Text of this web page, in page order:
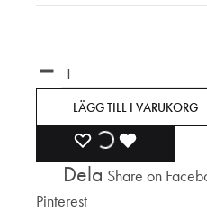
Antal
LÄGG TILL I VARUKORG
LÄGG
TILL
LÄGGER
TILL TILL
Dela Share on
Pinterest